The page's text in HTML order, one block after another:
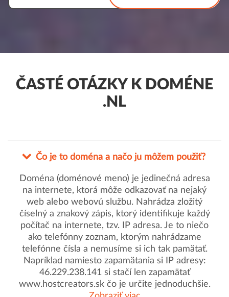
ČASTÉ OTÁZKY K DOMÉNE
.NL
Čo je to doména a načo ju môžem použiť?
Doména (doménové meno) je jedinečná adresa
na internete, ktorá môže odkazovať na nejaký
web alebo webovú službu. Nahrádza zložitý
číselný a znakový zápis, ktorý identifikuje každý
počítač na internete, tzv. IP adresa. Je to niečo
ako telefónny zoznam, ktorým nahrádzame
telefónne čísla a nemusíme si ich tak pamätať.
Napríklad namiesto zapamätania si IP adresy:
46.229.238.141 si stačí len zapamätať
www.hostcreators.sk čo je určite jednoduchšie.